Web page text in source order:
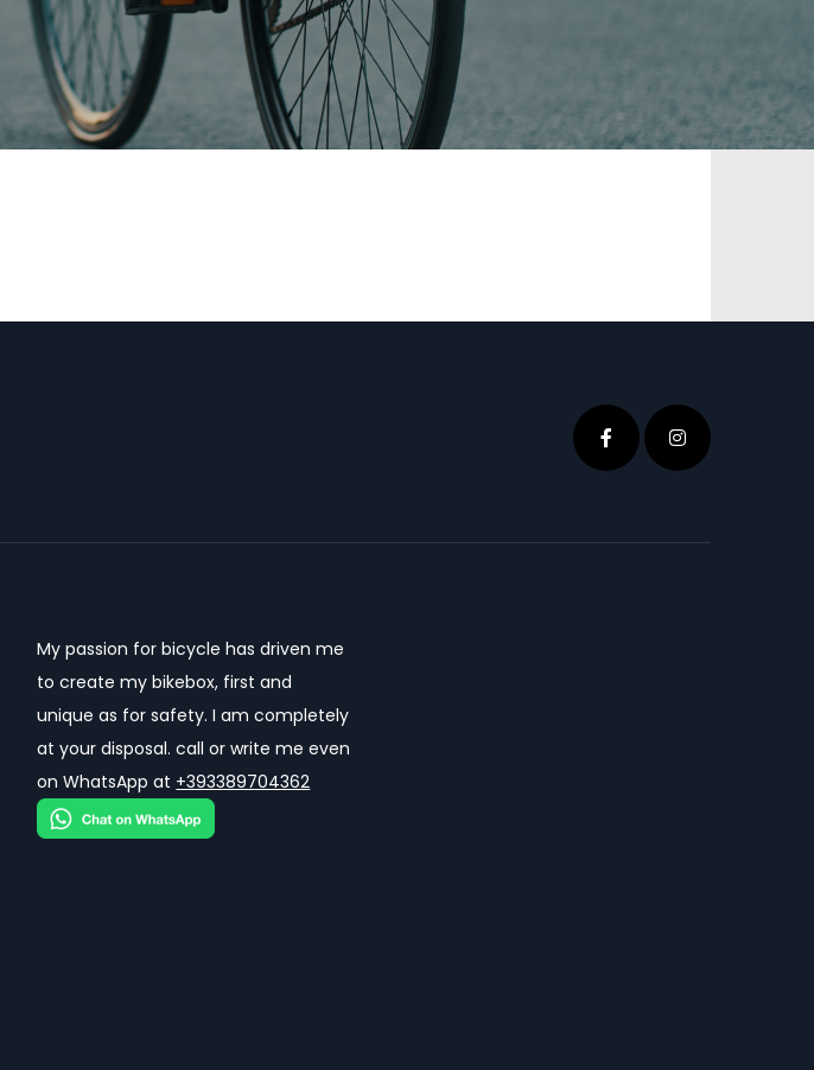
My passion for bicycle has driven me
to create my bikebox, first and
unique as for safety. I am completely
at your disposal. call or write me even
on WhatsApp at +393389704362